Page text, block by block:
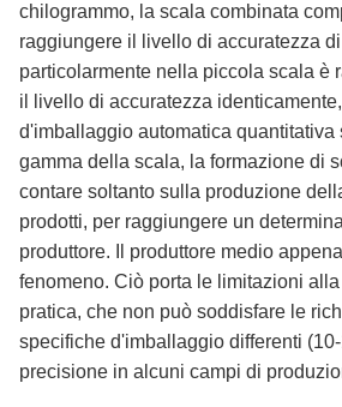
chilogrammo, la scala combinata
raggiungere il livello di accuratezza
particolarmente nella piccola scala è
il livello di accuratezza
d'imballaggio automatica quantitativa
gamma della scala, la formazione di
contare soltanto sulla produzione
prodotti, per raggiungere un
produttore. Il produttore medio
fenomeno. Ciò porta le limitazioni
pratica, che non può soddisfare le
specifiche d'imballaggio differenti
precisione in alcuni campi di